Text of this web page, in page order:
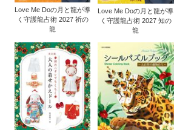
Love Me Doの月と龍が導
く守護龍占術 2027 祈の
龍
Love Me Doの月と龍が導
く守護龍占術 2027 知の
龍